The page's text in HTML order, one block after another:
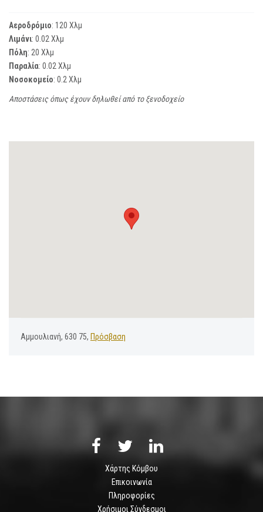
Αεροδρόμιο: 120 Χλμ
Λιμάνι: 0.02 Χλμ
Πόλη: 20 Χλμ
Παραλία: 0.02 Χλμ
Νοσοκομείο: 0.2 Χλμ
Αποστάσεις όπως έχουν δηλωθεί από το ξενοδοχείο
Αμμουλιανή, 630 75, Πρόσβαση
Χάρτης Κόμβου
Επικοινωνία
Πληροφορίες
Χρήσιμοι Σύνδεσμοι